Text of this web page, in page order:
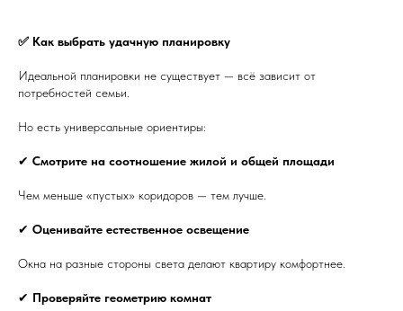
✅ Как выбрать удачную планировку
Идеальной планировки не существует — всё зависит от
потребностей семьи.
Но есть универсальные ориентиры:
✔ Смотрите на соотношение жилой и общей площади
Чем меньше «пустых» коридоров — тем лучше.
✔ Оценивайте естественное освещение
Окна на разные стороны света делают квартиру комфортнее.
✔ Проверяйте геометрию комнат